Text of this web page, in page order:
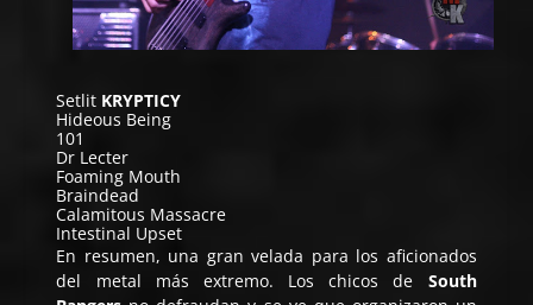
Setlit KRYPTICY
Hideous Being
101
Dr Lecter
Foaming Mouth
Braindead
Calamitous Massacre
Intestinal Upset
En resumen, una gran velada para los aficionados
del metal más extremo. Los chicos de South